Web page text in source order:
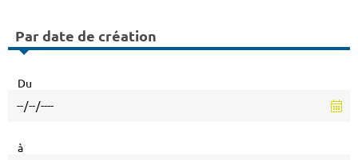
Par date de création
Du
à